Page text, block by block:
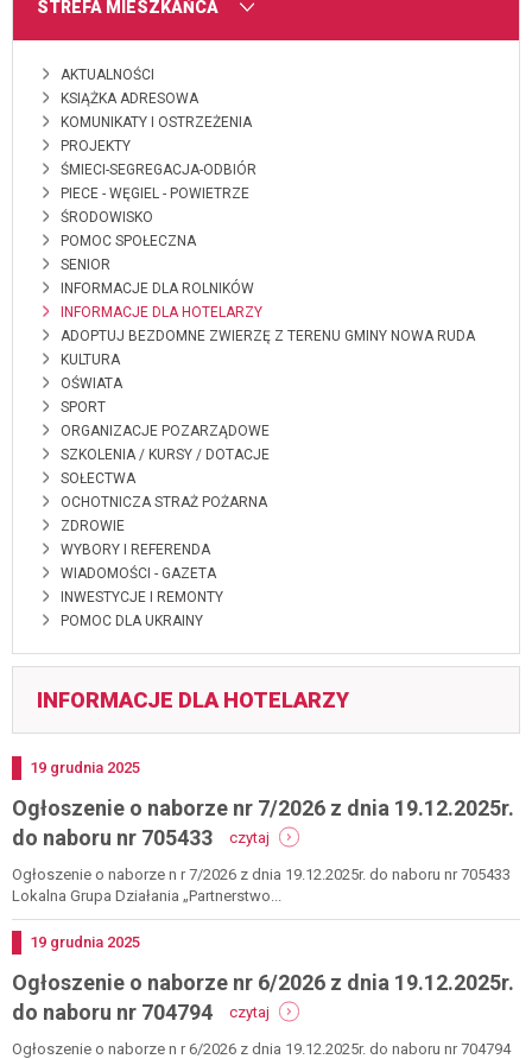
MENU
STREFA MIESZKAŃCA
AKTUALNOŚCI
KSIĄŻKA ADRESOWA
KOMUNIKATY I OSTRZEŻENIA
PROJEKTY
ŚMIECI-SEGREGACJA-ODBIÓR
PIECE - WĘGIEL - POWIETRZE
ŚRODOWISKO
POMOC SPOŁECZNA
SENIOR
INFORMACJE DLA ROLNIKÓW
INFORMACJE DLA HOTELARZY
ADOPTUJ BEZDOMNE ZWIERZĘ Z TERENU GMINY NOWA RUDA
KULTURA
OŚWIATA
SPORT
ORGANIZACJE POZARZĄDOWE
SZKOLENIA / KURSY / DOTACJE
SOŁECTWA
OCHOTNICZA STRAŻ POŻARNA
ZDROWIE
WYBORY I REFERENDA
WIADOMOŚCI - GAZETA
INWESTYCJE I REMONTY
POMOC DLA UKRAINY
INFORMACJE DLA HOTELARZY
Dodano
19 grudnia 2025
Ogłoszenie o naborze nr 7/2026 z dnia 19.12.2025r.
do naboru nr 705433
czytaj
ogłoszenie
o
dnia
19.12.2025r.
do
naboru
Ogłoszenie o naborze n r 7/2026 z dnia 19.12.2025r. do naboru nr 705433
Lokalna Grupa Działania „Partnerstwo...
Dodano
19 grudnia 2025
Ogłoszenie o naborze nr 6/2026 z dnia 19.12.2025r.
do naboru nr 704794
czytaj
ogłoszenie
o
Ogłoszenie o naborze n r 6/2026 z dnia 19.12.2025r. do naboru nr 704794